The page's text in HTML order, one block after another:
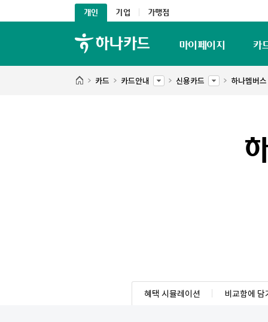
개인 기업 가맹점
마이페이지 카
카드 카드안내 신용카드 하나멤버
혜택 시뮬레이션 비교함에 담